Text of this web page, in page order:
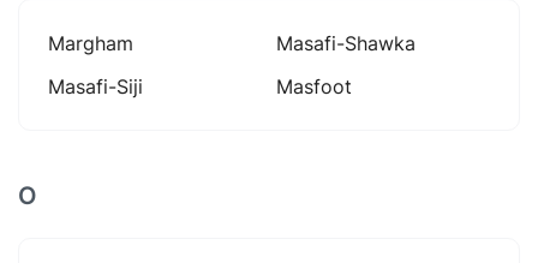
Margham
Masafi-Shawka
Masafi-Siji
Masfoot
O